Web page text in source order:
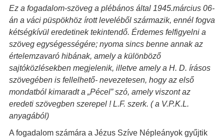
Ez a fogadalom-szöveg a plébános által 1945.március 06-
án a váci püspökhöz írott leveléből származik, ennél fogva
kétségkívül eredetinek tekintendő. Érdemes felfigyelni a
szöveg egységességére; nyoma sincs benne annak az
értelemzavaró hibának, amely a különböző
sajtóközlésekben megjelenik, illetve amely a H. D. írásos
szövegében is fellelhető- nevezetesen, hogy az első
mondatból kimaradt a „Pécel” szó, amely viszont az
eredeti szövegben szerepel ! L.F. szerk. ( a V.P.K.L.
anyagából)
A fogadalom számára a Jézus Szíve Népleányok gyűjtik